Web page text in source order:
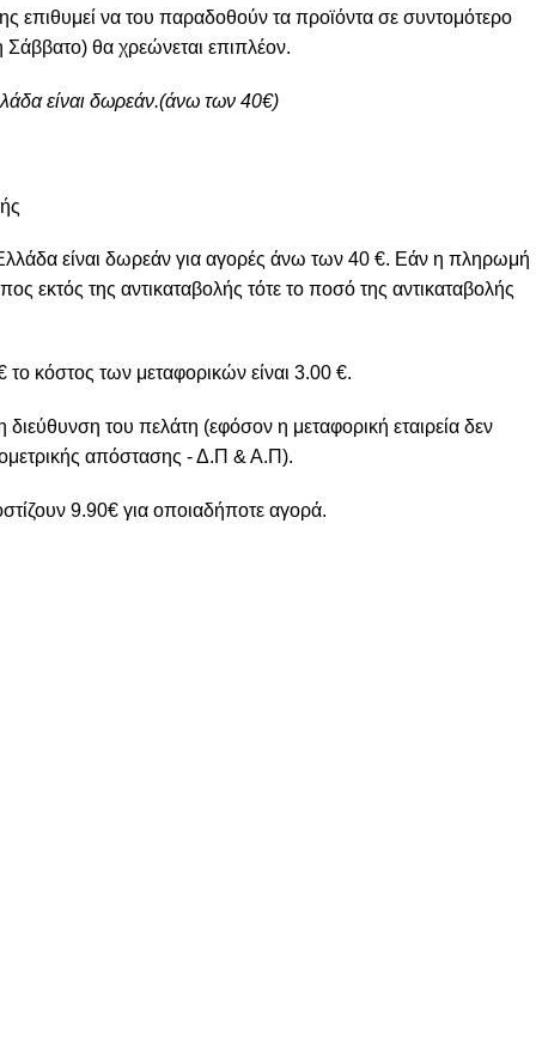
επιθυμεί να του παραδοθούν τα προϊόντα σε συντομότερο
θα χρεώνεται επιπλέον.
είναι δωρεάν.(άνω των 40€)
είναι δωρεάν για αγορές άνω των 40 €. Εάν η πληρωμή
εκτός της αντικαταβολής τότε το ποσό της αντικαταβολής
το κόστος των μεταφορικών είναι 3.00 €.
διεύθυνση του πελάτη (εφόσον η μεταφορική εταιρεία δεν
απόστασης - Δ.Π & Α.Π).
9.90€ για οποιαδήποτε αγορά.